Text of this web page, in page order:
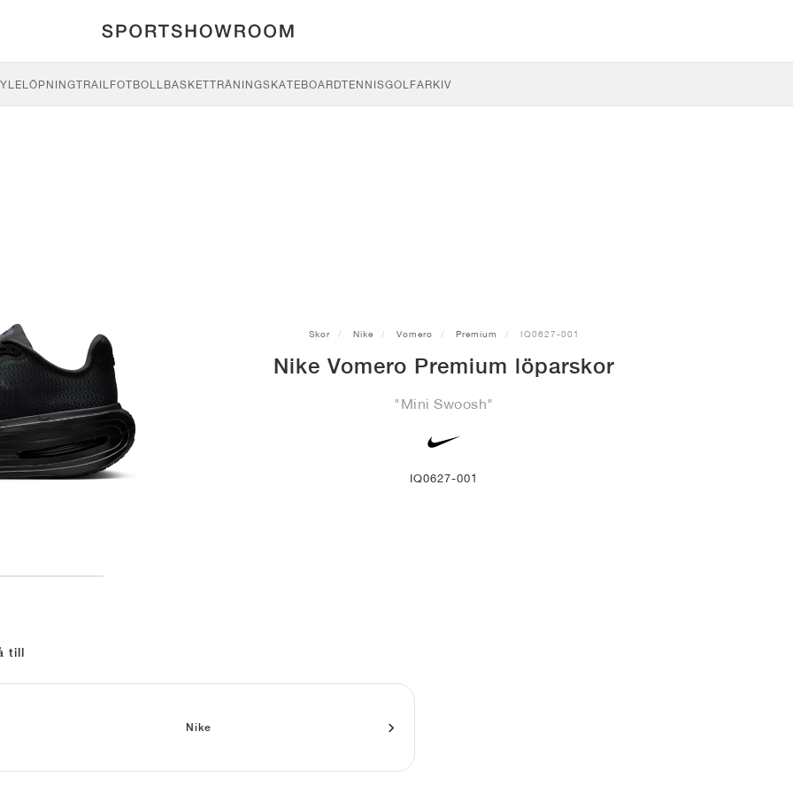
LÖPNINGTRAILFOTBOLLBASKETTRÄNINGSKATEBOARDTENNISGOLFARKIV
Skor Nike Vomero Premium IQ0627-001
Nike Vomero Premium löparskor
"Mini Swoosh"
IQ0627-001
till
Nike